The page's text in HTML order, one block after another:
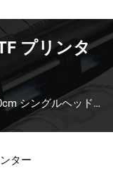
プリンタ
シングルヘッド DTF プリンター
ター